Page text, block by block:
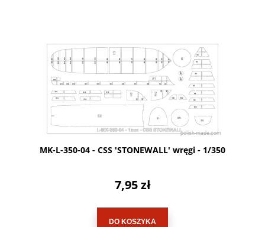
MK-L-350-04 - CSS 'STONEWALL' wręgi - 1/350
7,95 zł
DO KOSZYKA